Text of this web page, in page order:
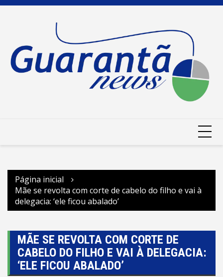
Ir
Página inicial
Mãe se revolta com corte de cabelo do filho e vai à
delegacia: ‘ele ficou abalado’
MÃE SE REVOLTA COM CORTE DE
CABELO DO FILHO E VAI À DELEGACIA:
‘ELE FICOU ABALADO’